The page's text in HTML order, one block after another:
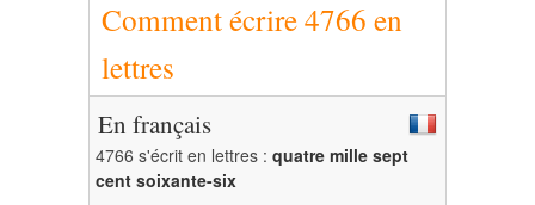
Comment écrire 4766 en
lettres
En français
4766 s'écrit en lettres : quatre mille sept
cent soixante-six